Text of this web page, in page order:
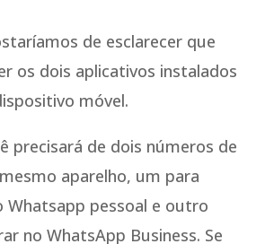
de esclarecer que
os dois aplicativos instalados
móvel.
precisará de dois números de
aparelho, um para
Whatsapp pessoal e outro
no WhatsApp Business. Se